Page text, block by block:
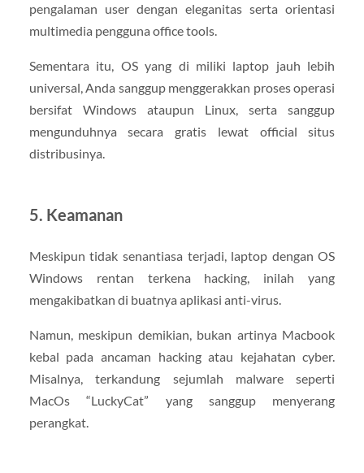
pengalaman user dengan eleganitas serta orientasi
multimedia pengguna office tools.
Sementara itu, OS yang di miliki laptop jauh lebih
universal, Anda sanggup menggerakkan proses operasi
bersifat Windows ataupun Linux, serta sanggup
mengunduhnya secara gratis lewat official situs
distribusinya.
5. Keamanan
Meskipun tidak senantiasa terjadi, laptop dengan OS
Windows rentan terkena hacking, inilah yang
mengakibatkan di buatnya aplikasi anti-virus.
Namun, meskipun demikian, bukan artinya Macbook
kebal pada ancaman hacking atau kejahatan cyber.
Misalnya, terkandung sejumlah malware seperti
MacOs “LuckyCat” yang sanggup menyerang
perangkat.